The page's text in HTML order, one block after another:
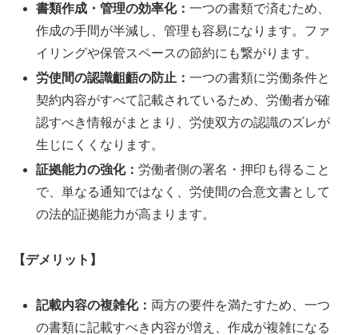
書類作成・管理の効率化：一つの書類で済むため、
作成の手間が半減し、管理も容易になります。ファ
イリングや保管スペースの節約にも繋がります。
労使間の認識齟齬の防止：一つの書類に労働条件と
契約内容がすべて記載されているため、労働者が確
認すべき情報がまとまり、労使双方の認識のズレが
生じにくくなります。
証拠能力の強化：労働者側の署名・押印も得ること
で、単なる通知ではなく、労使間の合意文書として
の法的証拠能力が高まります。
【デメリット】
記載内容の複雑化： 両方の要件を満たすため、一つ
の書類に記載すべき内容が増え、作成が複雑になる